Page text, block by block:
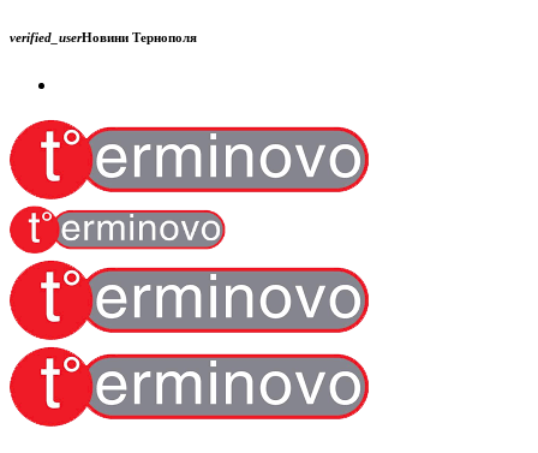
verified_userНовини Тернополя